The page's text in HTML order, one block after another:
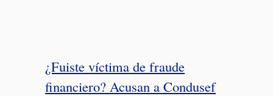
¿Fuiste víctima de fraude
financiero? Acusan a Condusef